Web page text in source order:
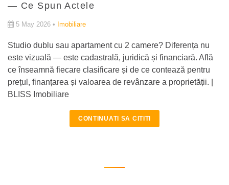
— Ce Spun Actele
5 May 2026 • Imobiliare
Studio dublu sau apartament cu 2 camere? Diferența nu
este vizuală — este cadastrală, juridică și financiară. Află
ce înseamnă fiecare clasificare și de ce contează pentru
prețul, finanțarea și valoarea de revânzare a proprietății. |
BLISS Imobiliare
CONTINUATI SA CITITI